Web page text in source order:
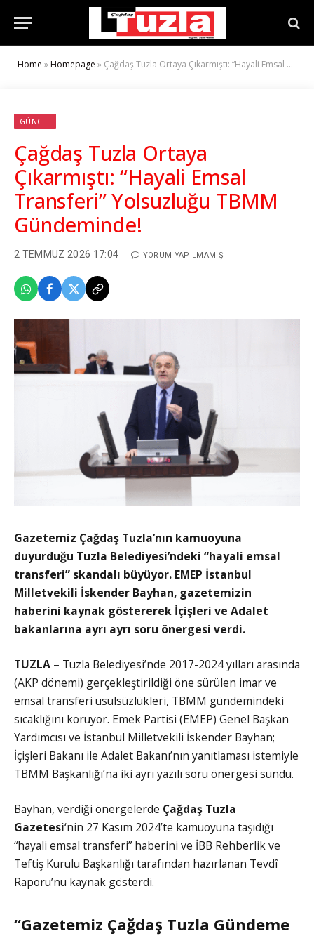
Home »Homepage » Çağdaş Tuzla Ortaya Çıkarmıştı: “Hayali Emsal Transferi” Yolsuzluğu TBMM Gündeminde!
GÜNCEL
Çağdaş Tuzla Ortaya
Çıkarmıştı: “Hayali Emsal
Transferi” Yolsuzluğu TBMM
Gündeminde!
2 TEMMUZ 2026 17:04 YORUM YAPILMAMIŞ
Gazetemiz Çağdaş Tuzla’nın kamuoyuna
duyurduğu Tuzla Belediyesi’ndeki “hayali emsal
transferi” skandalı büyüyor. EMEP İstanbul
Milletvekili İskender Bayhan, gazetemizin
haberini kaynak göstererek İçişleri ve Adalet
bakanlarına ayrı ayrı soru önergesi verdi.
TUZLA – Tuzla Belediyesi’nde 2017-2024 yılları arasında
(AKP dönemi) gerçekleştirildiği öne sürülen imar ve
emsal transferi usulsüzlükleri, TBMM gündemindeki
sıcaklığını koruyor. Emek Partisi (EMEP) Genel Başkan
Yardımcısı ve İstanbul Milletvekili İskender Bayhan;
İçişleri Bakanı ile Adalet Bakanı’nın yanıtlaması istemiyle
TBMM Başkanlığı’na iki ayrı yazılı soru önergesi sundu.
Bayhan, verdiği önergelerde Çağdaş Tuzla
Gazetesi‘nin 27 Kasım 2024’te kamuoyuna taşıdığı
“hayali emsal transferi” haberini ve İBB Rehberlik ve
Teftiş Kurulu Başkanlığı tarafından hazırlanan Tevdî
Raporu’nu kaynak gösterdi.
“Gazetemiz Çağdaş Tuzla Gündeme